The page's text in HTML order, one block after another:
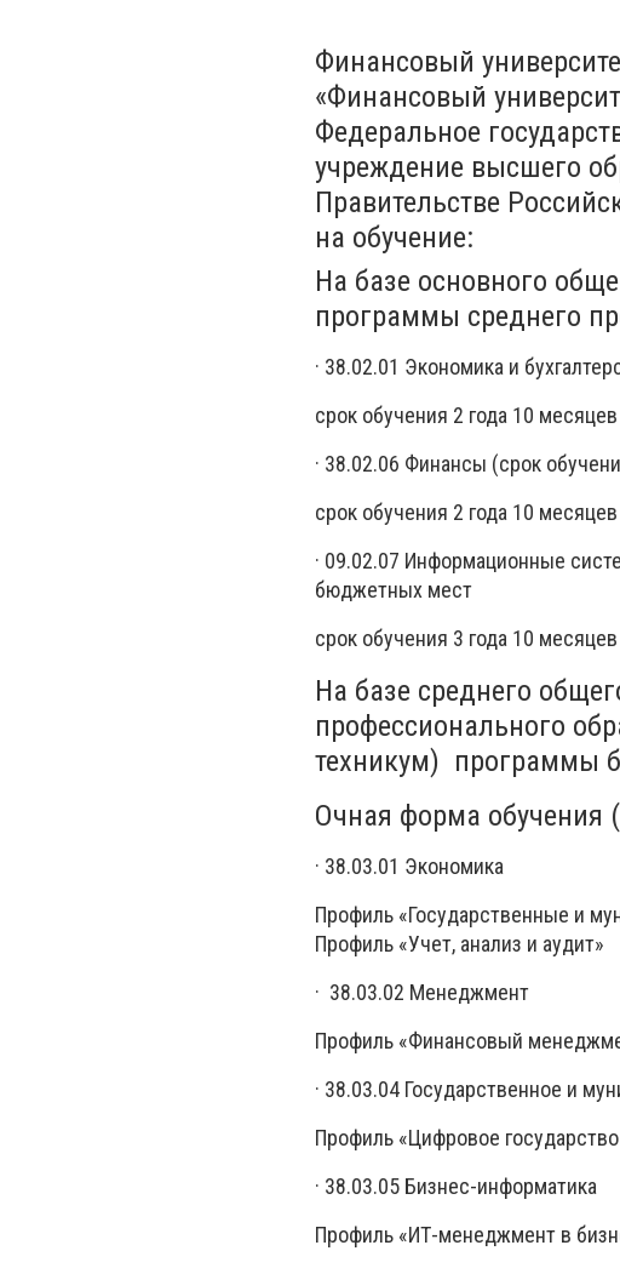
Финансовый
«Финансовый
Федеральное
учреждение высшего
Правительстве
на обучение:
На базе основного
программы среднего
· 38.02.01 Экономика и
срок обучения 2 года 10 месяцев
· 38.02.06 Финансы (срок
срок обучения 2 года 10 месяцев
· 09.02.07 Информационные
бюджетных мест
срок обучения 3 года 10 месяцев
На базе среднего
профессионального
техникум) программы
Очная форма обучения
· 38.03.01 Экономика
Профиль «Государственные и
Профиль «Учет, анализ и аудит»
· 38.03.02 Менеджмент
Профиль «Финансовый
· 38.03.04 Государственное и
Профиль «Цифровое
· 38.03.05 Бизнес-информатика
Профиль «ИТ-менеджмент в